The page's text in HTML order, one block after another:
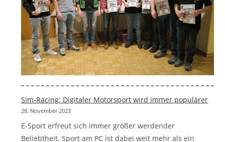
Sim-Racing: Digitaler Motorsport wird immer populärer
28. November 2023
E-Sport erfreut sich immer größer werdender
Beliebtheit. Sport am PC ist dabei weit mehr als ein